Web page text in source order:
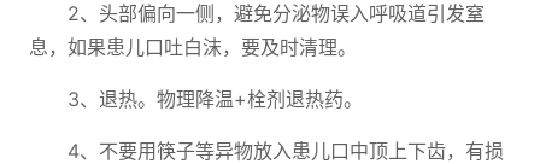
2、头部偏向一侧，避免分泌物误入呼吸道引发窒
息，如果患儿口吐白沫，要及时清理。
3、退热。物理降温+栓剂退热药。
4、不要用筷子等异物放入患儿口中顶上下齿，有损